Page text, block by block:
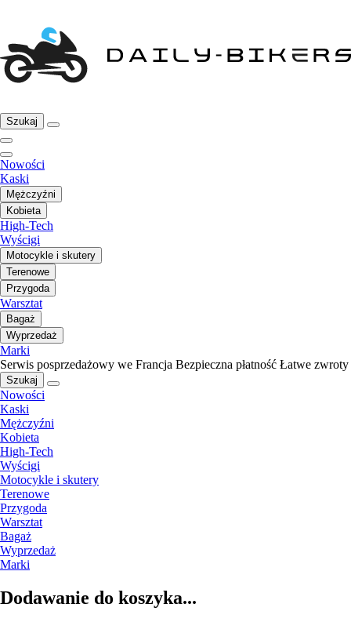
Szukaj
Nowości
Kaski
Mężczyźni
Kobieta
High-Tech
Wyścigi
Motocykle i skutery
Terenowe
Przygoda
Warsztat
Bagaż
Wyprzedaż
Marki
Serwis posprzedażowy we Francja Bezpieczna płatność Łatwe zwroty
Szukaj
Nowości
Kaski
Mężczyźni
Kobieta
High-Tech
Wyścigi
Motocykle i skutery
Terenowe
Przygoda
Warsztat
Bagaż
Wyprzedaż
Marki
Dodawanie do koszyka...